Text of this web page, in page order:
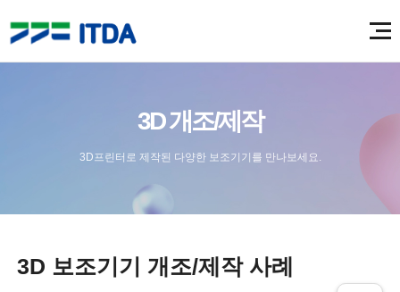
3D 개조/제작
3D프린터로 제작된 다양한 보조기기를 만나보세요.
3D 보조기기 개조/제작 사례